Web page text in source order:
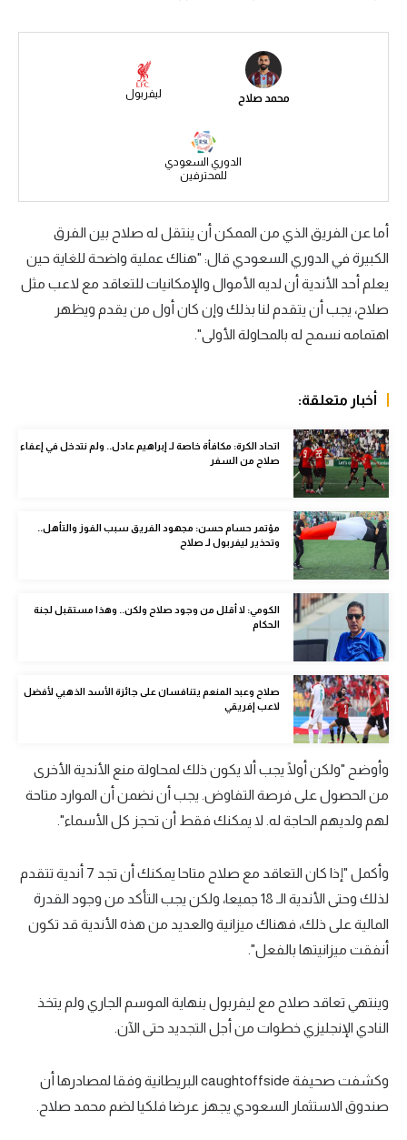
كرة سلة
كرة يد
كرة طائرة
الوطن العربي
آسيا
أمريكا
ركن الألعاب
Gamers
ميركاتو
تحقيق في الجول
تقرير في الجول
تحليل في الجول
حكايات في الجول
كويز في الجول
فيديو في الجول
محمد صلاح ليفربول
الدوري السعودي
للمحترفين
أما عن الفريق الذي من الممكن أن ينتقل له صلاح بين الفرق
الكبيرة في الدوري السعودي قال: "هناك عملية واضحة للغاية حين
يعلم أحد الأندية أن لديه الأموال والإمكانيات للتعاقد مع لاعب مثل
صلاح، يجب أن يتقدم لنا بذلك وإن كان أول من يقدم ويظهر
اهتمامه نسمح له بالمحاولة الأولى".
أخبار متعلقة:
اتحاد الكرة: مكافأة خاصة لـ إبراهيم عادل.. ولم نتدخل في إعفاء
صلاح من السفر
مؤتمر حسام حسن: مجهود الفريق سبب الفوز والتأهل..
وتحذير ليفربول لـ صلاح
الكومي: لا أقلل من وجود صلاح ولكن.. وهذا مستقبل لجنة
الحكام
صلاح وعبد المنعم يتنافسان على جائزة الأسد الذهبي لأفضل
لاعب إفريقي
وأوضح "ولكن أولًا يجب ألا يكون ذلك لمحاولة منع الأندية الأخرى
من الحصول على فرصة التفاوض. يجب أن نضمن أن الموارد متاحة
لهم ولديهم الحاجة له. لا يمكنك فقط أن تحجز كل الأسماء".
وأكمل "إذا كان التعاقد مع صلاح متاحا يمكنك أن تجد 7 أندية تتقدم
لذلك وحتى الأندية الـ 18 جميعا، ولكن يجب التأكد من وجود القدرة
المالية على ذلك، فهناك ميزانية والعديد من هذه الأندية قد تكون
أنفقت ميزانيتها بالفعل".
وينتهي تعاقد صلاح مع ليفربول بنهاية الموسم الجاري ولم يتخذ
النادي الإنجليزي خطوات من أجل التجديد حتى الآن.
وكشفت صحيفة caughtoffside البريطانية وفقا لمصادرها أن
صندوق الاستثمار السعودي يجهز عرضا فلكيا لضم محمد صلاح.